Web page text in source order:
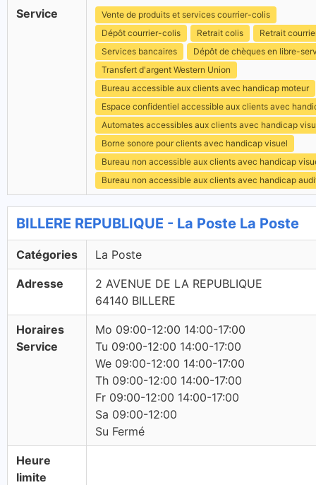
Service
Vente de produits et services courrier-colis
Dépôt courrier-colis
Retrait colis
Retrait
Services bancaires
Dépôt de chèques en libre-
Transfert d'argent Western Union
Bureau accessible aux clients avec handicap moteur
Espace confidentiel accessible aux clients avec
Automates accessibles aux clients avec handicap
Borne sonore pour clients avec handicap visuel
Bureau non accessible aux clients avec handicap
Bureau non accessible aux clients avec handicap
BILLERE REPUBLIQUE - La Poste La Poste
Catégories La Poste
Adresse
2 AVENUE DE LA REPUBLIQUE
64140 BILLERE
Horaires
Service
Mo 09:00-12:00 14:00-17:00
Tu 09:00-12:00 14:00-17:00
We 09:00-12:00 14:00-17:00
Th 09:00-12:00 14:00-17:00
Fr 09:00-12:00 14:00-17:00
Sa 09:00-12:00
Su Fermé
Heure
limite